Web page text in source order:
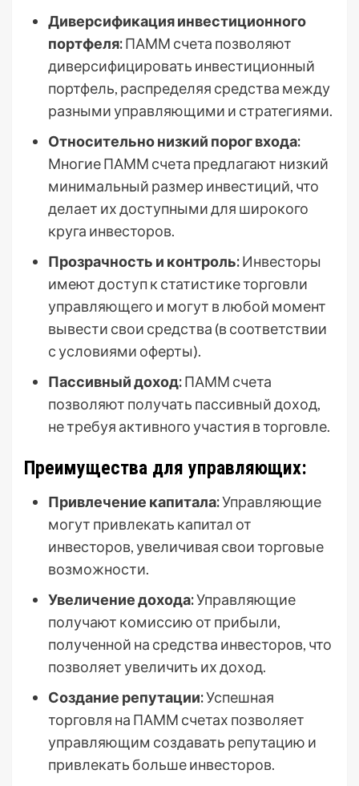
Диверсификация инвестиционного
портфеля:ПАММ счета позволяют
диверсифицировать инвестиционный
портфель, распределяя средства между
разными управляющими и стратегиями.
Относительно низкий порог входа:
Многие ПАММ счета предлагают низкий
минимальный размер инвестиций, что
делает их доступными для широкого
круга инвесторов.
Прозрачность и контроль:Инвесторы
имеют доступ к статистике торговли
управляющего и могут в любой момент
вывести свои средства (в соответствии
с условиями оферты).
Пассивный доход:ПАММ счета
позволяют получать пассивный доход,
не требуя активного участия в торговле.
Преимущества для управляющих:
Привлечение капитала:Управляющие
могут привлекать капитал от
инвесторов, увеличивая свои торговые
возможности.
Увеличение дохода:Управляющие
получают комиссию от прибыли,
полученной на средства инвесторов, что
позволяет увеличить их доход.
Создание репутации:Успешная
торговля на ПАММ счетах позволяет
управляющим создавать репутацию и
привлекать больше инвесторов.